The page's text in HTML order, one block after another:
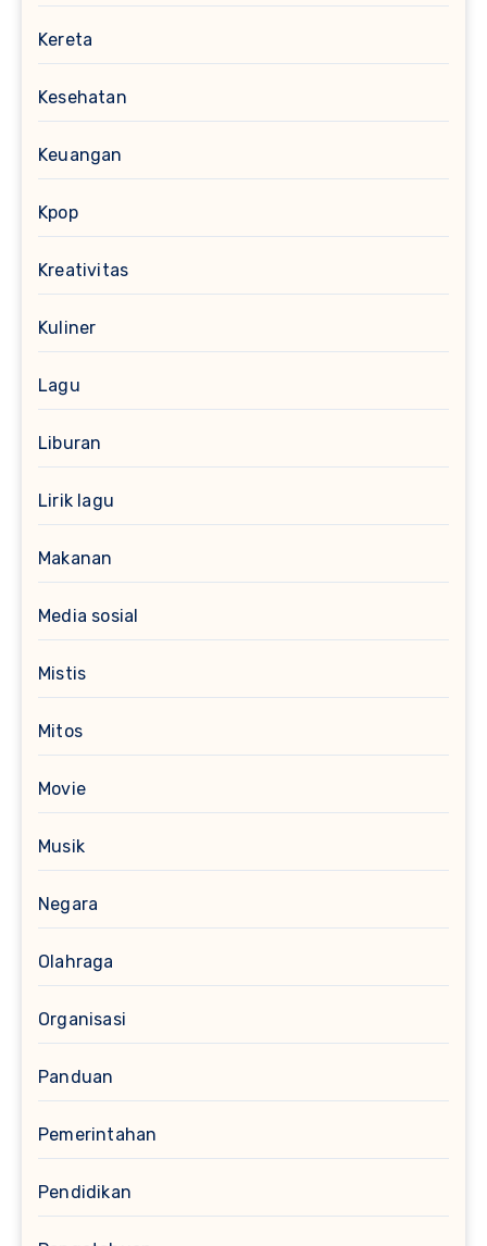
Kereta
Kesehatan
Keuangan
Kpop
Kreativitas
Kuliner
Lagu
Liburan
Lirik lagu
Makanan
Media sosial
Mistis
Mitos
Movie
Musik
Negara
Olahraga
Organisasi
Panduan
Pemerintahan
Pendidikan